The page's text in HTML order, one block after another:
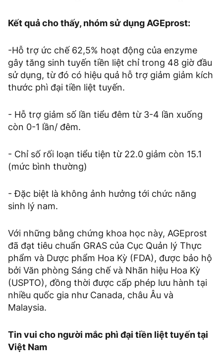
Kết quả cho thấy, nhóm sử dụng AGEprost:
-Hỗ trợ ức chế 62,5% hoạt động của enzyme
gây tăng sinh tuyến tiền liệt chỉ trong 48 giờ đầu
sử dụng, từ đó có hiệu quả hỗ trợ giảm giảm kích
thước phì đại tiền liệt tuyến.
- Hỗ trợ giảm số lần tiểu đêm từ 3-4 lần xuống
còn 0-1 lần/ đêm.
- Chỉ số rối loạn tiểu tiện từ 22.0 giảm còn 15.1
(mức bình thường)
- Đặc biệt là không ảnh hưởng tới chức năng
sinh lý nam.
Với những bằng chứng khoa học này, AGEprost
đã đạt tiêu chuẩn GRAS của Cục Quản lý Thực
phẩm và Dược phẩm Hoa Kỳ (FDA), được bảo hộ
bởi Văn phòng Sáng chế và Nhãn hiệu Hoa Kỳ
(USPTO), đồng thời được cấp phép lưu hành tại
nhiều quốc gia như Canada, châu Âu và
Malaysia.
Tin vui cho người mắc phì đại tiền liệt tuyến tại
Việt Nam